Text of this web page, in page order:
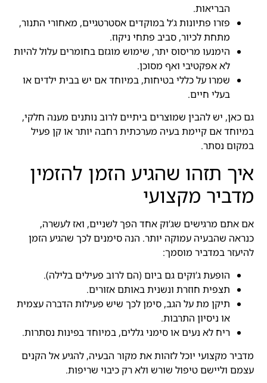
הבריאות.
פזרו פתיונות ג’ל במוקדים אסטרטגיים, מאחורי התנור,
מתחת לכיור, סביב פתחי ניקוז.
הימנעו מריסוס יתר, שימוש מוגזם בחומרים עלול להיות
לא אפקטיבי ואף מסוכן.
שמרו על כללי בטיחות, במיוחד אם יש בבית ילדים או
בעלי חיים.
גם כאן, יש להבין שמוצרים ביתיים לרוב נותנים מענה חלקי,
במיוחד אם קיימת בעיה מערכתית רחבה יותר או קן פעיל
במקום נסתר.
איך תזהו שהגיע הזמן להזמין
מדביר מקצועי
אם אתם מרגישים שג’וק אחד הפך לשניים, ואז לעשרה,
כנראה שהבעיה עמוקה יותר. הנה סימנים לכך שהגיע הזמן
להיעזר במדביר מוסמך:
הופעת ג’וקים גם ביום (הם לרוב פעילים בלילה).
תצפית חוזרת ונשנית באותם אזורים.
תיקן מת על הגב, סימן לכך שיש פעילות הדברה עצמית
או ניסיון התרבות.
ריח לא נעים או סימני גללים, במיוחד בפינות נסתרות.
מדביר מקצועי יוכל לזהות את מקור הבעיה, להגיע אל הקנים
עצמם וליישם טיפול שורש ולא רק כיבוי שריפות.